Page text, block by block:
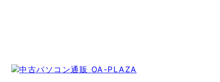
中古パソコン通販 OA-PLAZA